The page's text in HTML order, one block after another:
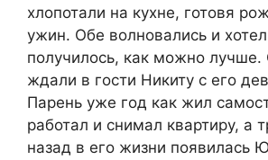
хлопотали на кухне, готовя
ужин. Обе волновались и
получилось, как можно лучше.
ждали в гости Никиту с его
Парень уже год как жил
работал и снимал квартиру, а
назад в его жизни появилась